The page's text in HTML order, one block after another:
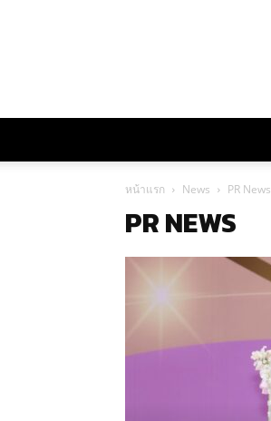
หน้าแรก News PR News
PR NEWS